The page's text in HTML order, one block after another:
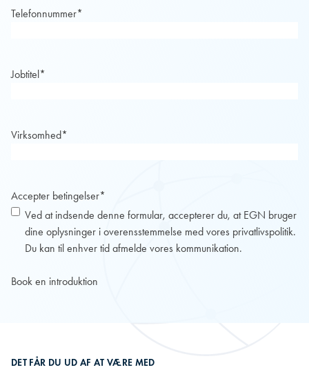
Telefonnummer*
Jobtitel*
Virksomhed*
Accepter betingelser*
Ved at indsende denne formular, accepterer du, at EGN bruger
dine oplysninger i overensstemmelse med vores privatlivspolitik.
Du kan til enhver tid afmelde vores kommunikation.
DET FÅR DU UD AF AT VÆRE MED